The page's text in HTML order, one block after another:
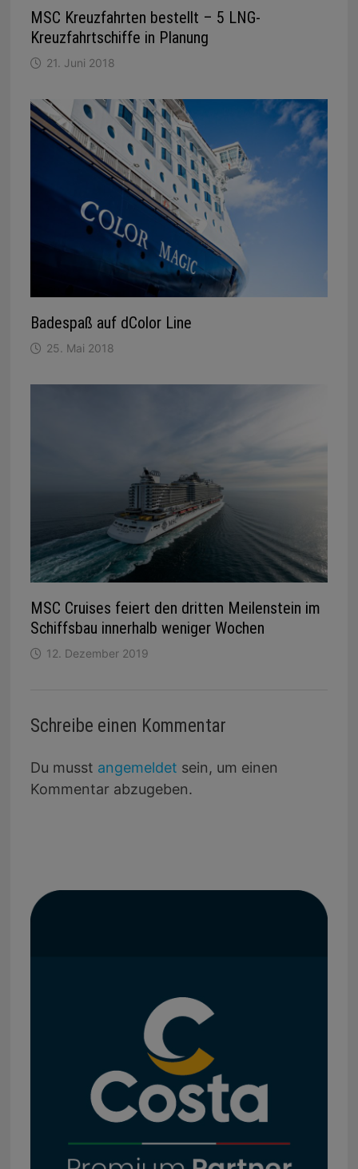
MSC Kreuzfahrten bestellt – 5 LNG-
Kreuzfahrtschiffe in Planung
21. Juni 2018
Badespaß auf dColor Line
25. Mai 2018
MSC Cruises feiert den dritten Meilenstein im
Schiffsbau innerhalb weniger Wochen
12. Dezember 2019
Schreibe einen Kommentar
Du musst angemeldet sein, um einen
Kommentar abzugeben.